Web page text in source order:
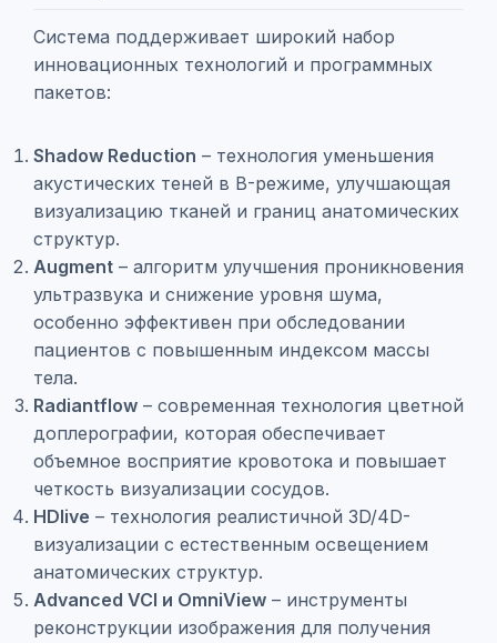
Система поддерживает широкий набор
инновационных технологий и программных
пакетов:
Shadow Reduction – технология уменьшения
акустических теней в B-режиме, улучшающая
визуализацию тканей и границ анатомических
структур.
Augment – ​​алгоритм улучшения проникновения
ультразвука и снижение уровня шума,
особенно эффективен при обследовании
пациентов с повышенным индексом массы
тела.
Radiantflow – современная технология цветной
доплерографии, которая обеспечивает
объемное восприятие кровотока и повышает
четкость визуализации сосудов.
HDlive – технология реалистичной 3D/4D-
визуализации с естественным освещением
анатомических структур.
Advanced VCI и OmniView – инструменты
реконструкции изображения для получения